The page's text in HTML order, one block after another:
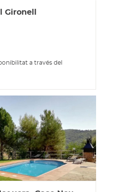
Gironell
a través del